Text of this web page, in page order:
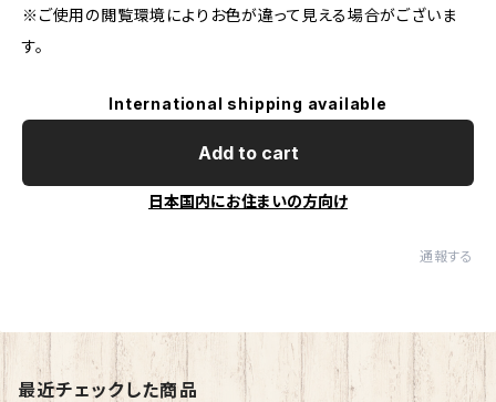
※ご使用の閲覧環境によりお色が違って見える場合がございま
す。
International shipping available
Add to cart
日本国内にお住まいの方向け
通報する
最近チェックした商品